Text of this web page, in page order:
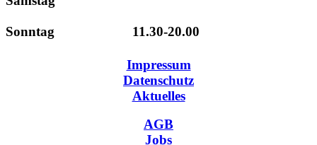
Sonntag 11.30-20.00
Impressum
Datenschutz
Aktuelles
AGB
Jobs